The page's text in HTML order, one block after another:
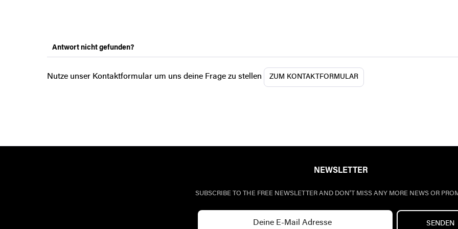
Antwort nicht gefunden?
Nutze unser Kontaktformular um uns deine Frage zu stellen ZUM KONTAKTFORMULAR
NEWSLETTER
SUBSCRIBE TO THE FREE NEWSLETTER AND DON'T MISS ANY MORE NEWS OR
SENDEN